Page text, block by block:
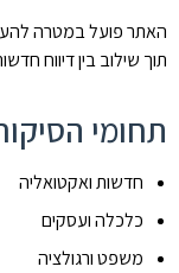
האתר פועל במטרה
תוך שילוב בין דיווח
תחומי
חדשות ואקטואליה
כלכלה ועסקים
משפט ורגולציה